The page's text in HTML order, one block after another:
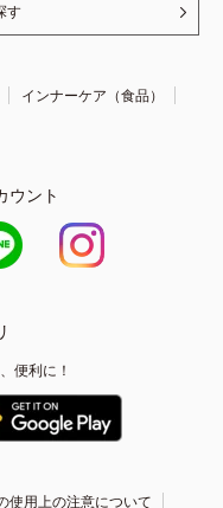
す
インナーケア（食品）
ウント
便利に！
使用上の注意について